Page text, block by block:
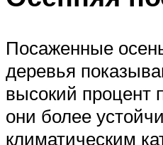
Посаженные
деревья
высокий процент
они более
климатическим